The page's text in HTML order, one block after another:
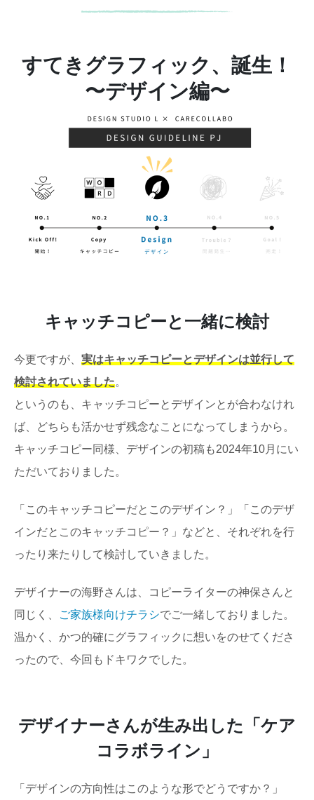
すてきグラフィック、誕生！
〜デザイン編〜
キャッチコピーと一緒に検討
今更ですが、 実はキャッチコピーとデザインは並行して
検討されていました。
というのも、キャッチコピーとデザインとが合わなけれ
ば、どちらも活かせず残念なことになってしまうから。
キャッチコピー同様、デザインの初稿も2024年10月にい
ただいておりました。
「このキャッチコピーだとこのデザイン？」「このデザ
インだとこのキャッチコピー？」などと、それぞれを行
ったり来たりして検討していきました。
デザイナーの海野さんは、コピーライターの神保さんと
同じく、
ご家族様向けチラシでご一緒しておりました。
温かく、かつ的確にグラフィックに想いをのせてくださ
ったので、今回もドキワクでした。
デザイナーさんが生み出した「ケア
コラボライン」
「デザインの方向性はこのような形でどうですか？」